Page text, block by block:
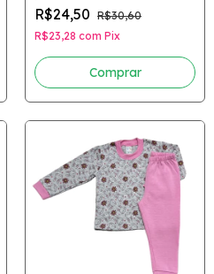
R$24,50 R$30,60
R$23,28 com Pix
Comprar